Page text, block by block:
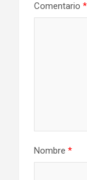
Comentario *
Nombre *